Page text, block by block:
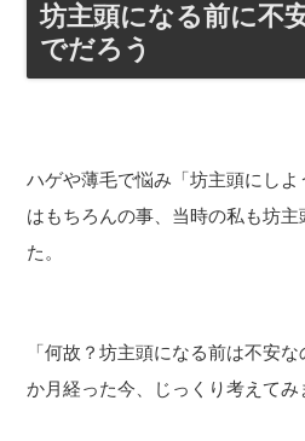
坊主頭になる前に不
でだろう
ハゲや薄毛で悩み「坊主頭にし
はもちろんの事、当時の私も坊
た。
「何故？坊主頭になる前は不安
か月経った今、じっくり考えてみ